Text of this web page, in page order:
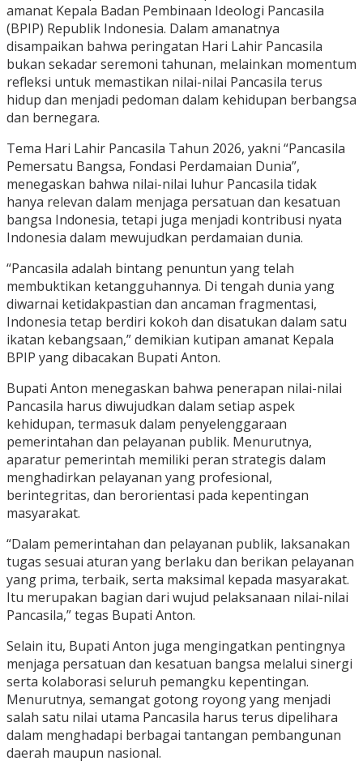
amanat Kepala Badan Pembinaan Ideologi Pancasila
(BPIP) Republik Indonesia. Dalam amanatnya
disampaikan bahwa peringatan Hari Lahir Pancasila
bukan sekadar seremoni tahunan, melainkan momentum
refleksi untuk memastikan nilai-nilai Pancasila terus
hidup dan menjadi pedoman dalam kehidupan berbangsa
dan bernegara.
Tema Hari Lahir Pancasila Tahun 2026, yakni “Pancasila
Pemersatu Bangsa, Fondasi Perdamaian Dunia”,
menegaskan bahwa nilai-nilai luhur Pancasila tidak
hanya relevan dalam menjaga persatuan dan kesatuan
bangsa Indonesia, tetapi juga menjadi kontribusi nyata
Indonesia dalam mewujudkan perdamaian dunia.
“Pancasila adalah bintang penuntun yang telah
membuktikan ketangguhannya. Di tengah dunia yang
diwarnai ketidakpastian dan ancaman fragmentasi,
Indonesia tetap berdiri kokoh dan disatukan dalam satu
ikatan kebangsaan,” demikian kutipan amanat Kepala
BPIP yang dibacakan Bupati Anton.
Bupati Anton menegaskan bahwa penerapan nilai-nilai
Pancasila harus diwujudkan dalam setiap aspek
kehidupan, termasuk dalam penyelenggaraan
pemerintahan dan pelayanan publik. Menurutnya,
aparatur pemerintah memiliki peran strategis dalam
menghadirkan pelayanan yang profesional,
berintegritas, dan berorientasi pada kepentingan
masyarakat.
“Dalam pemerintahan dan pelayanan publik, laksanakan
tugas sesuai aturan yang berlaku dan berikan pelayanan
yang prima, terbaik, serta maksimal kepada masyarakat.
Itu merupakan bagian dari wujud pelaksanaan nilai-nilai
Pancasila,” tegas Bupati Anton.
Selain itu, Bupati Anton juga mengingatkan pentingnya
menjaga persatuan dan kesatuan bangsa melalui sinergi
serta kolaborasi seluruh pemangku kepentingan.
Menurutnya, semangat gotong royong yang menjadi
salah satu nilai utama Pancasila harus terus dipelihara
dalam menghadapi berbagai tantangan pembangunan
daerah maupun nasional.